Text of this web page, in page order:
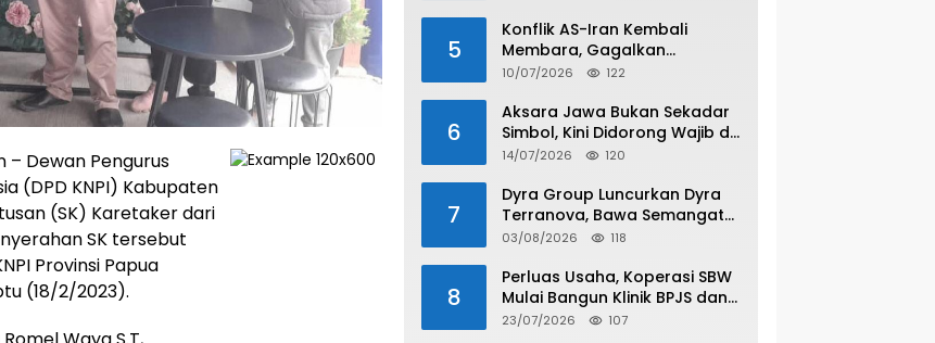
– Dewan Pengurus
(DPD KNPI) Kabupaten
(SK) Karetaker dari
SK tersebut
Provinsi Papua
(18/2/2023).
5
Konflik AS-Iran Kembali
Membara, Gagalkan
Gencatan Senjata
10/07/2026 122
6
Aksara Jawa Bukan Sekadar
Simbol, Kini Didorong Wajib di
SMA/SMK
14/07/2026 120
7
Dyra Group Luncurkan Dyra
Terranova, Bawa Semangat
Anak Muda Bangun Masa
03/08/2026 118
8
Perluas Usaha, Koperasi SBW
Mulai Bangun Klinik BPJS dan
Kecantikan
23/07/2026 107